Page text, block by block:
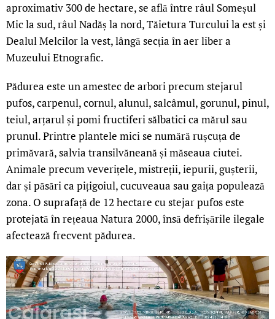
aproximativ 300 de hectare, se află între râul Someșul
Mic la sud, râul Nadăș la nord, Tăietura Turcului la est și
Dealul Melcilor la vest, lângă secția în aer liber a
Muzeului Etnografic.
Pădurea este un amestec de arbori precum stejarul
pufos, carpenul, cornul, alunul, salcâmul, gorunul, pinul,
teiul, arțarul și pomi fructiferi sălbatici ca mărul sau
prunul. Printre plantele mici se numără rușcuța de
primăvară, salvia transilvăneană și măseaua ciutei.
Animale precum veverițele, mistreții, iepurii, gușterii,
dar și păsări ca pițigoiul, cucuveaua sau gaița populează
zona. O suprafață de 12 hectare cu stejar pufos este
protejată în rețeaua Natura 2000, însă defrișările ilegale
afectează frecvent pădurea.